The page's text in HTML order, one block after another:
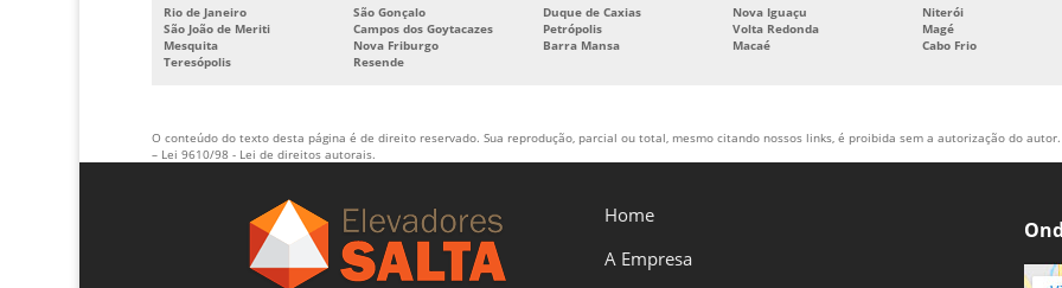
Rio de Janeiro São Gonçalo Duque de Caxias Nova Iguaçu Niterói
São João de Meriti
Campos dos Goytacazes Petrópolis Volta Redonda Magé
Mesquita
Nova Friburgo Barra Mansa Macaé Cabo Frio
Teresópolis
Resende
O conteúdo do texto desta página é de direito reservado. Sua reprodução, parcial ou total, mesmo citando nossos links, é proibida sem a autorização do
– Lei 9610/98 - Lei de direitos autorais.
Home
A Empresa